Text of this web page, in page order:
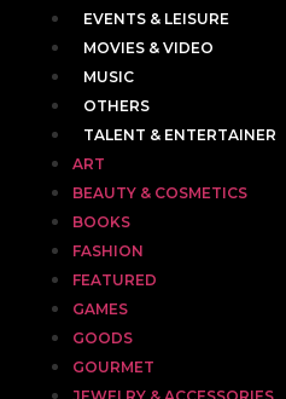
EVENTS & LEISURE
MOVIES & VIDEO
MUSIC
OTHERS
TALENT & ENTERTAINER
ART
BEAUTY & COSMETICS
BOOKS
FASHION
FEATURED
GAMES
GOODS
GOURMET